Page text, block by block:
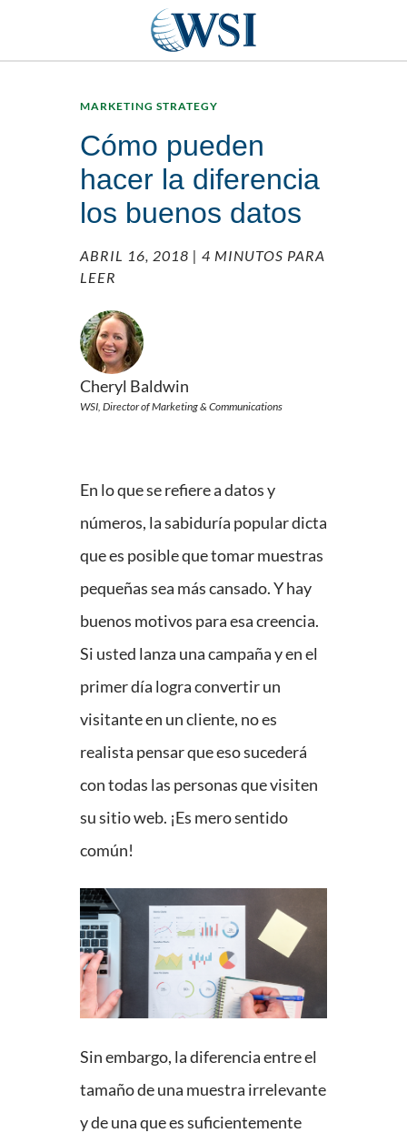
MARKETING STRATEGY
Cómo pueden
hacer la diferencia
los buenos datos
ABRIL 16, 2018 | 4 MINUTOS PARA
LEER
Cheryl Baldwin
WSI, Director of Marketing & Communications
En lo que se refiere a datos y
números, la sabiduría popular dicta
que es posible que tomar muestras
pequeñas sea más cansado. Y hay
buenos motivos para esa creencia.
Si usted lanza una campaña y en el
primer día logra convertir un
visitante en un cliente, no es
realista pensar que eso sucederá
con todas las personas que visiten
su sitio web. ¡Es mero sentido
común!
Sin embargo, la diferencia entre el
tamaño de una muestra irrelevante
y de una que es suficientemente